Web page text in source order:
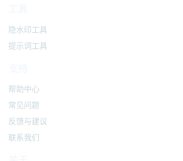
隐水印工具
提示词工具
帮助中心
常见问题
反馈与建议
联系我们